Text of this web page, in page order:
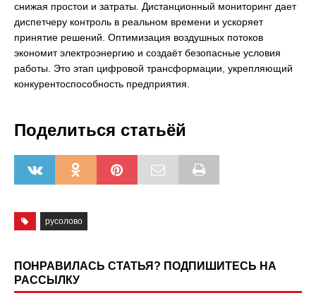
снижая простои и затраты. Дистанционный мониторинг дает
диспетчеру контроль в реальном времени и ускоряет
принятие решений. Оптимизация воздушных потоков
экономит электроэнергию и создаёт безопасные условия
работы. Это этап цифровой трансформации, укрепляющий
конкурентоспособность предприятия.
Поделиться статьёй
русолово
ПОНРАВИЛАСЬ СТАТЬЯ? ПОДПИШИТЕСЬ НА
РАССЫЛКУ